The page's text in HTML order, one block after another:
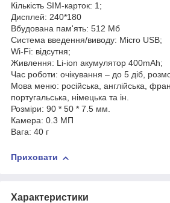
Кількість SIM-карток: 1;
Дисплей: 240*180
Вбудована пам'ять: 512 Мб
Система введення/виводу: Micro USB;
Wi-Fi: відсутня;
Живлення: Li-ion акумулятор 400mAh;
Час роботи: очікування – до 5 діб,
Мова меню: російська, англійська,
португальська, німецька та ін.
Розміри: 90 * 50 * 7.5 мм.
Камера: 0.3 МП
Вага: 40 г
Приховати
Характеристики